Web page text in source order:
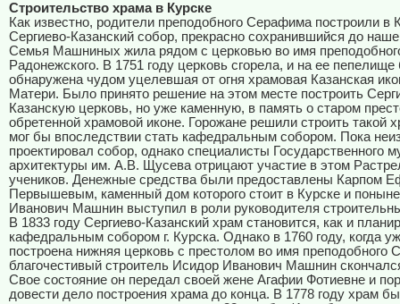
Строительство храма в Курске
Как известно, родители преподобного Серафима построили в
Сергиево-Казанский собор, прекрасно сохранившийся до
Семья Машниных жила рядом с церковью во имя
Радонежского. В 1751 году церковь сгорела, и на ее
обнаружена чудом уцелевшая от огня храмовая Казанская
Матери. Было принято решение на этом месте построить
Казанскую церковь, но уже каменную, в память о старом
обретенной храмовой иконе. Горожане решили строить такой
мог бы впоследствии стать кафедральным собором. Пока
проектировал собор, однако специалисты Государственного
архитектуры им. А.В. Щусева отрицают участие в этом
учеников. Денежные средства были предоставлены Карпом
Первышевым, каменный дом которого стоит в Курске и
Иванович Машнин выступил в роли руководителя
В 1833 году Сергиево-Казанский храм становится, как и
кафедральным собором г. Курска. Однако в 1760 году, когда
построена нижняя церковь с престолом во имя преподобного
благочестивый строитель Исидор Иванович Машнин
Свое состояние он передал своей жене Агафии Фотиевне и
довести дело построения храма до конца. В 1778 году храм